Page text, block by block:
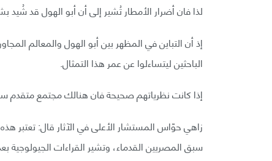
لذا فان أضرار الأمطار تُشير إلى أن أبو الهول قد
إذ أن التباين في المظهر بين أبو الهول والمعالم
الباحثين ليتساءلوا عن عمر هذا التمثال.
إذا كانت نظرياتهم صحيحة فان هنالك مجتمع متقدم
زاهي حوّاس المستشار الأعلى في الآثار قال: تعتبر
سبق المصريين القدماء، وتشير القراءات